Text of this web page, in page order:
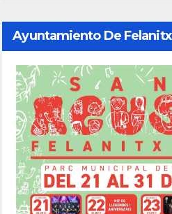
Ayuntamiento De Felanitx